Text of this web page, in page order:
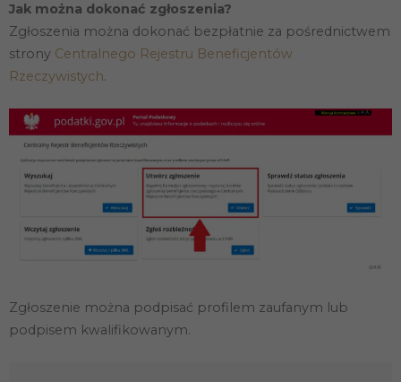
Jak można dokonać zgłoszenia?
Zgłoszenia można dokonać bezpłatnie za pośrednictwem
strony Centralnego Rejestru Beneficjentów
Rzeczywistych.
Zgłoszenie można podpisać profilem zaufanym lub
podpisem kwalifikowanym.